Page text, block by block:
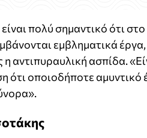
πολύ σημαντικό ότι
εμβληματικά
αντιπυραυλική ασπίδα.
ότι οποιοδήποτε αμυντικό